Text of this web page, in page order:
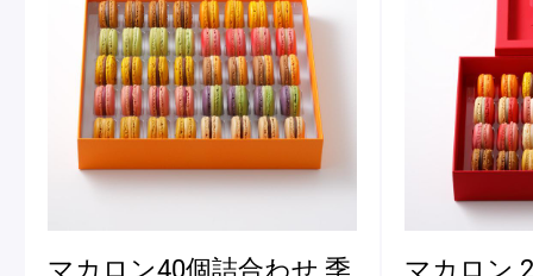
マカロン40個詰合わせ 季
マカロン